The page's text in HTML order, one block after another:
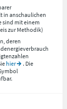
in anschaulichen
sind mit einem
zur Methodik)
deren
hier
. Die